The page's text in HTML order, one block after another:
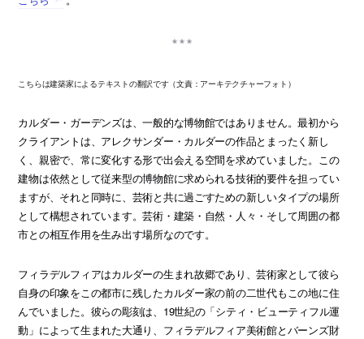
こちらは建築家によるテキストの翻訳です（文責：アーキテクチャーフォト）
カルダー・ガーデンズは、一般的な博物館ではありません。最初から
クライアントは、アレクサンダー・カルダーの作品とまったく新し
く、親密で、常に変化する形で出会える空間を求めていました。この
建物は依然として従来型の博物館に求められる技術的要件を担ってい
ますが、それと同時に、芸術と共に過ごすための新しいタイプの場所
として構想されています。芸術・建築・自然・人々・そして周囲の都
市との相互作用を生み出す場所なのです。
フィラデルフィアはカルダーの生まれ故郷であり、芸術家として彼ら
自身の印象をこの都市に残したカルダー家の前の二世代もこの地に住
んでいました。彼らの彫刻は、19世紀の「シティ・ビューティフル運
動」によって生まれた大通り、フィラデルフィア美術館とバーンズ財